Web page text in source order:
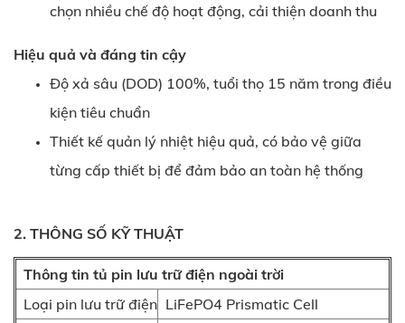
chọn nhiều chế độ hoạt động, cải thiện doanh thu
Hiệu quả và đáng tin cậy
Độ xả sâu (DOD) 100%, tuổi thọ 15 năm trong điều
kiện tiêu chuẩn
Thiết kế quản lý nhiệt hiệu quả, có bảo vệ giữa
từng cấp thiết bị để đảm bảo an toàn hệ thống
2. THÔNG SỐ KỸ THUẬT
Thông tin tủ pin lưu trữ điện ngoài trời
Loại pin lưu trữ điện LiFePO4 Prismatic Cell